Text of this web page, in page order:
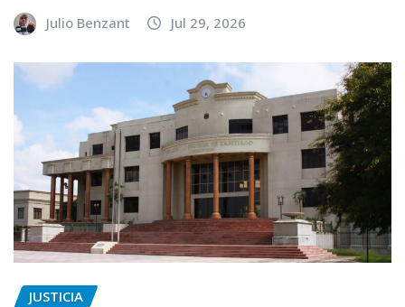
Julio Benzant Jul 29, 2026
JUSTICIA